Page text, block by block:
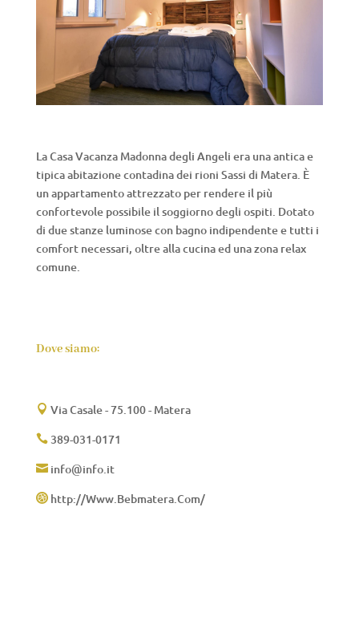
La Casa Vacanza Madonna degli Angeli era una antica e
tipica abitazione contadina dei rioni Sassi di Matera. È
un appartamento attrezzato per rendere il più
confortevole possibile il soggiorno degli ospiti. Dotato
di due stanze luminose con bagno indipendente e tutti i
comfort necessari, oltre alla cucina ed una zona relax
comune.
Dove siamo:
 Via Casale - 75.100 - Matera
389-031-0171
info@info.it
http://Www.Bebmatera.Com/